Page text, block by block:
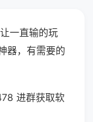
一直输的玩
器，有需要的
进群获取软